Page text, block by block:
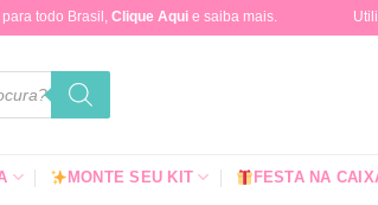
todo Brasil, Clique Aqui e saiba mais.
MONTE SEU KIT FESTA NA